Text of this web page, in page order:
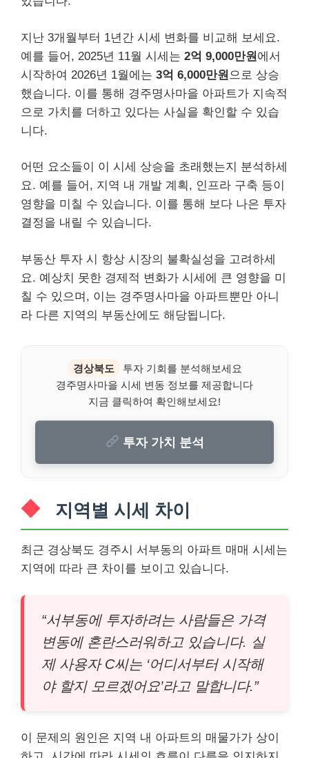
지난 3개월부터 1년간 시세 변화를 비교해 보세요.
예를 들어, 2025년 11월 시세는 2억 9,000만원 에서
시작하여 2026년 1월에는 3억 6,000만원 으로 상승
했습니다. 이를 통해 경주명사마을 아파트가 지속적
으로 가치를 더하고 있다는 사실을 확인할 수 있습
니다.
어떤 요소들이 이 시세 상승을 초래했는지 분석하세
요. 예를 들어, 지역 내 개발 계획, 인프라 구축 등이
영향을 미칠 수 있습니다. 이를 통해 보다 나은 투자
결정을 내릴 수 있습니다.
부동산 투자 시 항상 시장의 불확실성을 고려하세
요. 예상치 못한 경제적 변화가 시세에 큰 영향을 미
칠 수 있으며, 이는 경주명사마을 아파트뿐만 아니
라 다른 지역의 부동산에도 해당됩니다.
경상북도
투자 기회를 분석해보세요
경주명사마을 시세 변동 정보를 제공합니다
지금 클릭하여 확인해보세요!
투자 가치 분석
지역별 시세 차이
최근 경상북도 경주시 서부동의 아파트 매매 시세는
지역에 따라 큰 차이를 보이고 있습니다.
“서부동에 투자하려는 사람들은 가격
변동에 혼란스러워하고 있습니다. 실
제 사용자 C씨는 ‘어디서부터 시작해
야 할지 모르겠어요’라고 말합니다.”
이 문제의 원인은 지역 내 아파트의 매물가가 상이